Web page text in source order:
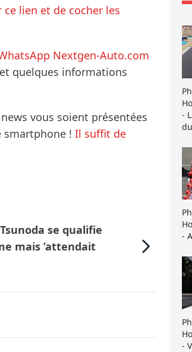
ce lien et de cocher les
Nextgen-Auto.com
quelques informations
vous soient présentées
smartphone ! Il suffit de
Tsunoda se qualifie
mais ’attendait
-
-
-